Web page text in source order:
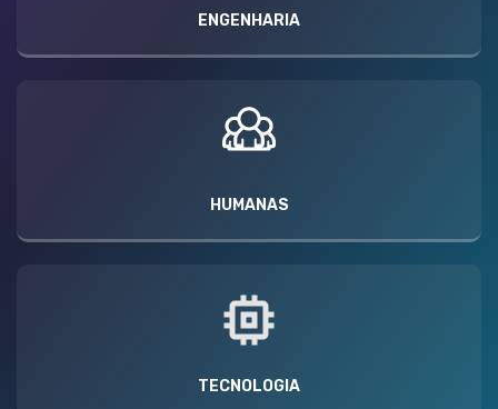
ENGENHARIA
HUMANAS
TECNOLOGIA